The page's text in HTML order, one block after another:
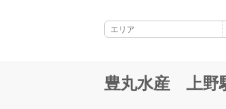
豊丸水産 上野